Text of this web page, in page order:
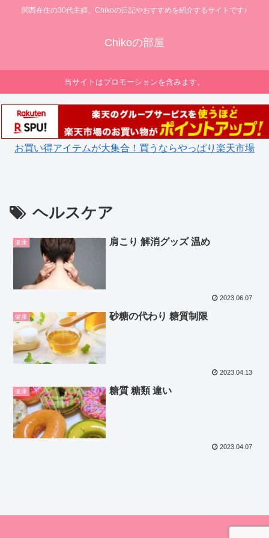
関西在住の30代主婦、Chikoの日記やおすすめを紹介するサイトです♪
Chikoの部屋
当サイトはプロモーションを含みます。
お買い得アイテムが大集合！買うならやっぱり楽天市場
ヘルスケア
健康 肩こり 解消グッズ 温め
2023.06.07
健康 砂糖の代わり 糖質制限
2023.04.13
健康 糖質 糖類 違い
2023.04.07